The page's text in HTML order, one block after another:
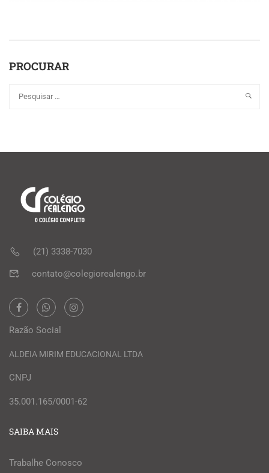
PROCURAR
(21) 3338-7030
contato@colegiorealengo.br
Razão Social
ALDEIA MIRIM EDUCACIONAL LTDA
CNPJ
35.001.165/0001-62
SAIBA MAIS
Trabalhe Conosco